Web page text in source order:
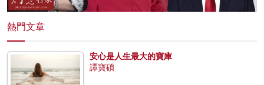
熱門文章
安心是人生最大的寶庫
譚寶碩